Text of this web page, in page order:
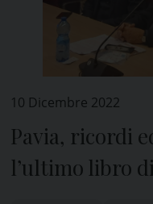
10 Dicembre 2022
Pavia, ricordi
l’ultimo libro